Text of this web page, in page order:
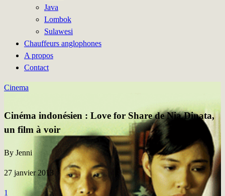
Java
Lombok
Sulawesi
Chauffeurs anglophones
A propos
Contact
Cinema
Cinéma indonésien : Love for Share de Nia Dinata,
un film à voir
By Jenni
27 janvier 2013
1